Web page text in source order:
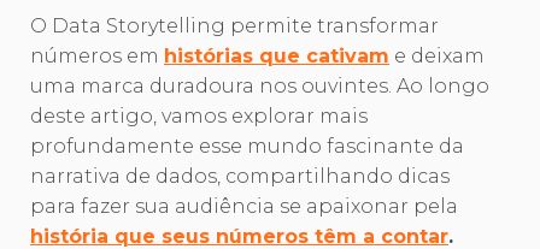
O Data Storytelling permite transformar
números em histórias que cativam e deixam
uma marca duradoura nos ouvintes. Ao longo
deste artigo, vamos explorar mais
profundamente esse mundo fascinante da
narrativa de dados, compartilhando dicas
para fazer sua audiência se apaixonar pela
história que seus números têm a contar.